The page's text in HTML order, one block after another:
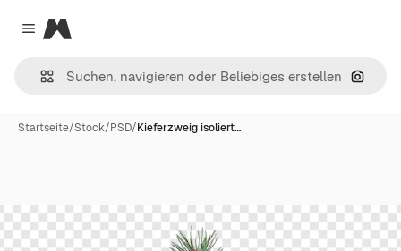
Close menu
Magnific
Nach
Startseite/Stock/PSD/Kieferzweig isoliert…